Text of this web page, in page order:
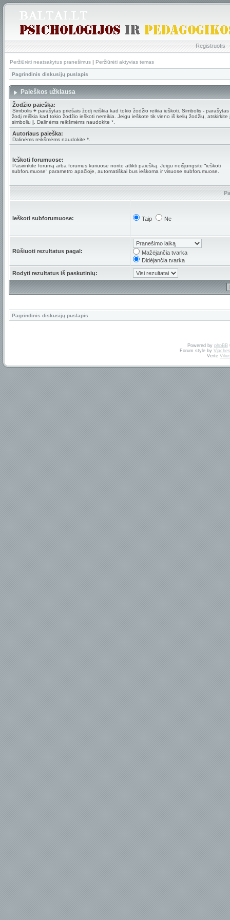
Registruotis
Peržiūrėti neatsakytus pranešimus | Peržiūrėti aktyvias temas
Pagrindinis diskusijų puslapis
Paieškos užklausa
Žodžio paieška:
Simbolis + parašytas priešais žodį reiškia kad tokio žodžio reikia ieškoti. Simbolis - parašytas
žodį reiškia kad tokio žodžio ieškoti nereikia. Jeigu ieškote tik vieno iš kelių žodžių, atskirkite
simboliu | . Dalinėms reikšmėms naudokite *.
Autoriaus paieška:
Dalinėms reikšmėms naudokite *.
Ieškoti forumuose:
Pasirinkite forumą arba forumus kuriuose norite atlikti paiešką. Jeigu neišjungsite “ieškoti
subforumuose“ parametro apačioje, automatiškai bus ieškoma ir visuose subforumuose.
Ieškoti subforumuose: Taip Ne
Rūšiuoti rezultatus pagal:
Mažėjančia tvarka
Didėjančia tvarka
Rodyti rezultatus iš paskutinių:
Pagrindinis diskusijų puslapis
Powered by phpBB
Forum style by
Vertė